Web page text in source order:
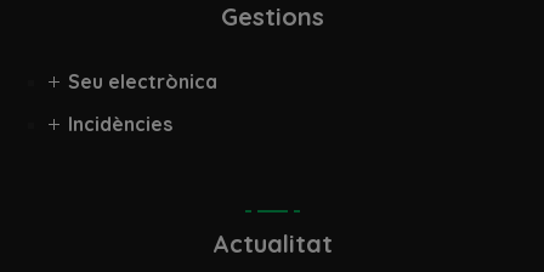
Gestions
Seu electrònica
Incidències
Actualitat